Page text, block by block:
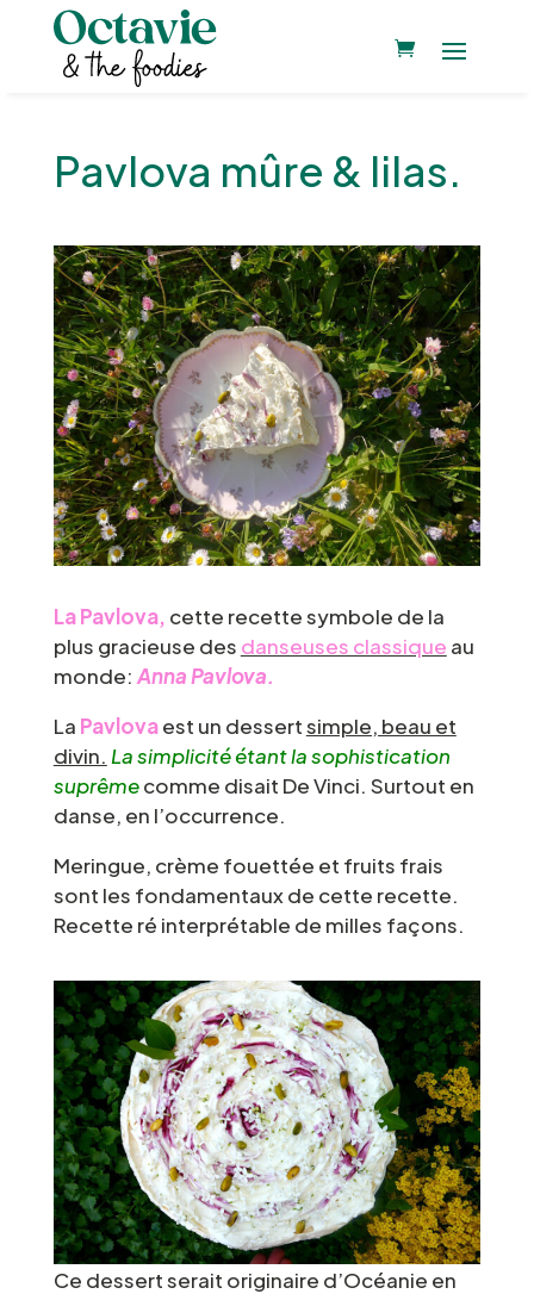
Pavlova mûre & lilas.
La Pavlova, cette recette symbole de la
plus gracieuse des danseuses classique au
monde: Anna Pavlova.
La Pavlovaest un dessertsimple, beau et
divin. La simplicité étant la sophistication
suprêmecomme disait De Vinci. Surtout en
danse, en l’occurrence.
Meringue, crème fouettée et fruits frais
sont les fondamentaux de cette recette.
Recette ré interprétable de milles façons.
Ce dessert serait originaire d’Océanie en